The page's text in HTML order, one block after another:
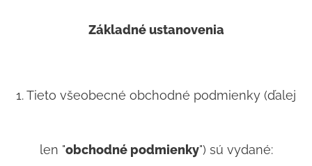
Základné ustanovenia
1. Tieto všeobecné obchodné podmienky (ďalej
len "obchodné podmienky") sú vydané: